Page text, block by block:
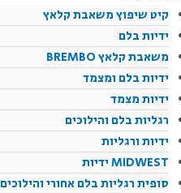
קיט שיפוץ משאבת קלאץ
ידיות בלם
משאבת קלאץ BREMBO
ידיות בלם ומצמד
ידיות מצמד
רגליות בלם והילוכים
ידיות ורגליות
MIDWEST ידיות
סופית רגליות בלם אחורי והילוכים